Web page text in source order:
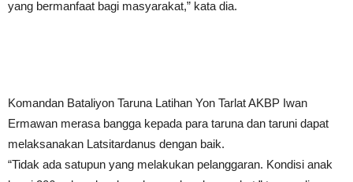
yang bermanfaat bagi masyarakat,” kata dia.
Komandan Bataliyon Taruna Latihan Yon Tarlat AKBP Iwan
Ermawan merasa bangga kepada para taruna dan taruni dapat
melaksanakan Latsitardanus dengan baik.
“Tidak ada satupun yang melakukan pelanggaran. Kondisi anak